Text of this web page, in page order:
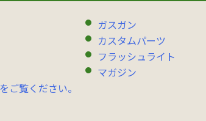
ガスガン
カスタムパーツ
フラッシュライト
マガジン
ご覧ください。